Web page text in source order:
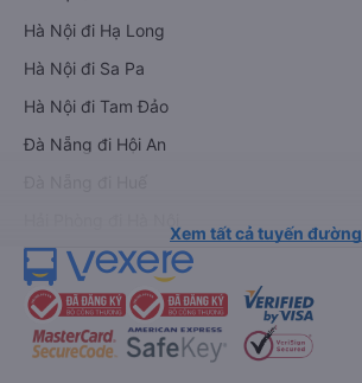
Hà Nội đi Hạ Long
Hà Nội đi Sa Pa
Hà Nội đi Tam Đảo
Đà Nẵng đi Hội An
Xem tất cả tuyến đường